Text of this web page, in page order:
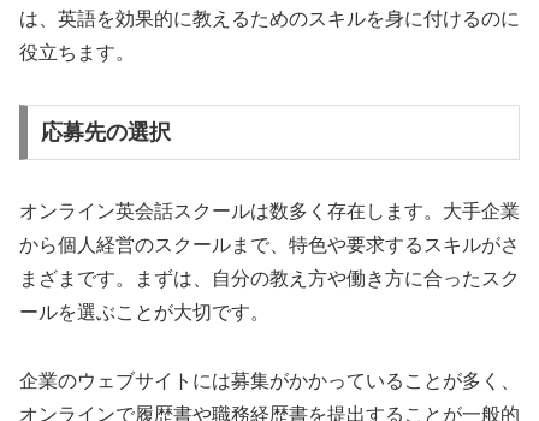
は、英語を効果的に教えるためのスキルを身に付けるのに
役立ちます。
応募先の選択
オンライン英会話スクールは数多く存在します。大手企業
から個人経営のスクールまで、特色や要求するスキルがさ
まざまです。まずは、自分の教え方や働き方に合ったスク
ールを選ぶことが大切です。
企業のウェブサイトには募集がかかっていることが多く、
オンラインで履歴書や職務経歴書を提出することが一般的